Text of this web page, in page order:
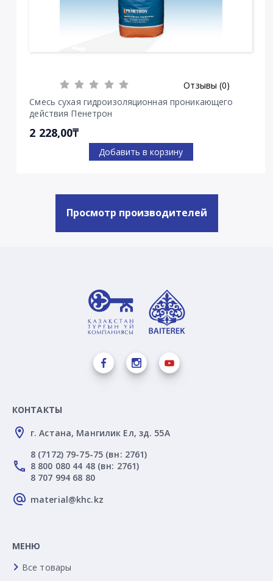
Отзывы (0)
Смесь сухая гидроизоляционная проникающего
действия Пенетрон
2 228,00₸
Добавить в корзину
Просмотр производителей
КОНТАКТЫ
г. Астана, Мангилик Ел, зд. 55А
8 (7172) 79-75-75 (вн: 2761)
8 800 080 44 48 (вн: 2761)
8 707 994 68 80
material@khc.kz
МЕНЮ
Все товары